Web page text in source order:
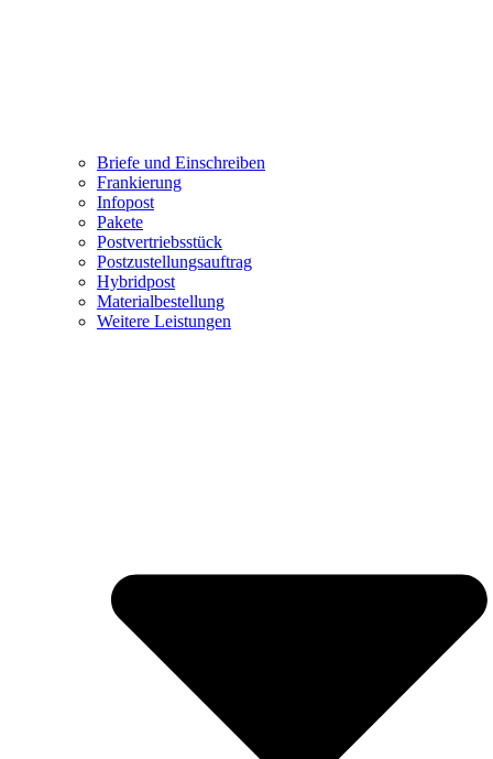
Briefe und Einschreiben
Frankierung
Infopost
Pakete
Postvertriebsstück
Postzustellungsauftrag
Hybridpost
Materialbestellung
Weitere Leistungen